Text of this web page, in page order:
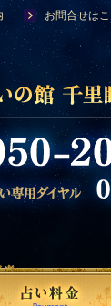
お問合せは